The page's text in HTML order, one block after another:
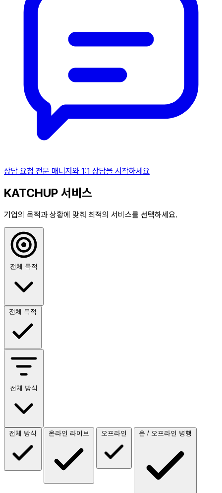
상담 요청 전문 매니저와 1:1 상담을 시작하세요
KATCHUP 서비스
기업의 목적과 상황에 맞춰 최적의 서비스를 선택하세요.
전체 목적
전체 목적
전체 방식
전체 방식 온라인 라이브 오프라인 온 / 오프라인 병행